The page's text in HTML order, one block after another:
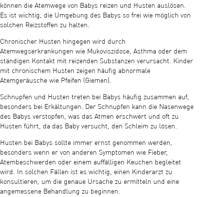
können die Atemwege von Babys reizen und Husten auslösen.
Es ist wichtig, die Umgebung des Babys so frei wie möglich von
solchen Reizstoffen zu halten.
Chronischer Husten hingegen wird durch
Atemwegserkrankungen wie Mukoviszidose, Asthma oder dem
ständigen Kontakt mit reizenden Substanzen verursacht. Kinder
mit chronischem Husten zeigen häufig abnormale
Atemgeräusche wie Pfeifen (Giemen).
Schnupfen und Husten treten bei Babys häufig zusammen auf,
besonders bei Erkältungen. Der Schnupfen kann die Nasenwege
des Babys verstopfen, was das Atmen erschwert und oft zu
Husten führt, da das Baby versucht, den Schleim zu lösen.
Husten bei Babys sollte immer ernst genommen werden,
besonders wenn er von anderen Symptomen wie Fieber,
Atembeschwerden oder einem auffälligen Keuchen begleitet
wird. In solchen Fällen ist es wichtig, einen Kinderarzt zu
konsultieren, um die genaue Ursache zu ermitteln und eine
angemessene Behandlung zu beginnen.